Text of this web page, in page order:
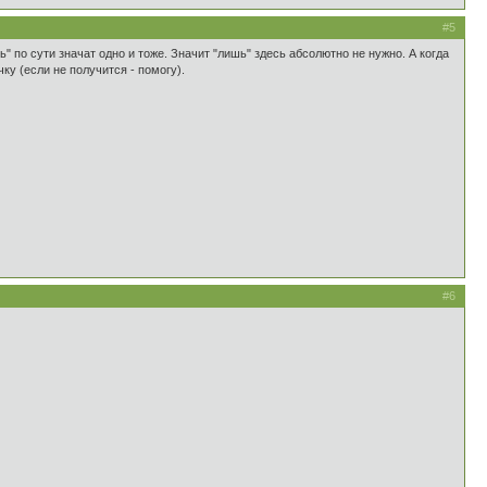
#5
сути значат одно и тоже. Значит "лишь" здесь абсолютно не нужно. А когда
(если не получится - помогу).
#6